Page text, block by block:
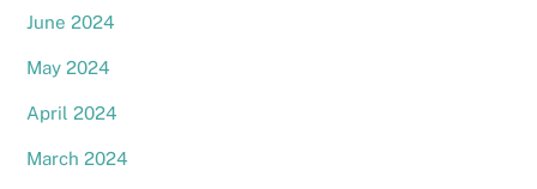
June 2024
May 2024
April 2024
March 2024